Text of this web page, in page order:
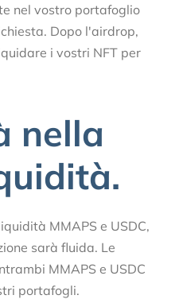
nel vostro portafoglio
Dopo l'airdrop,
i vostri NFT per
nella
MMAPS e USDC,
sarà fluida. Le
MMAPS e USDC
portafogli.